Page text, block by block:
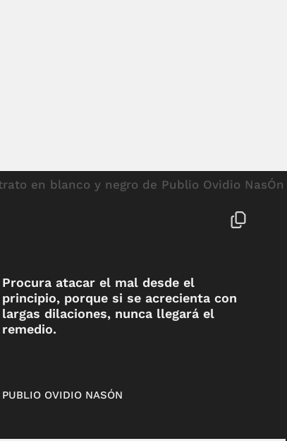
Procura atacar el mal desde el
principio, porque si se acrecienta con
largas dilaciones, nunca llegará el
remedio.
PUBLIO OVIDIO NASÓN